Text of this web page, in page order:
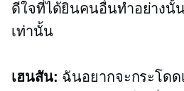
ดีใจที่ได้ยินคนอื่นทำอย่างนั้
เท่านั้น
เฮนสัน: ฉันอยากจะกระโดด